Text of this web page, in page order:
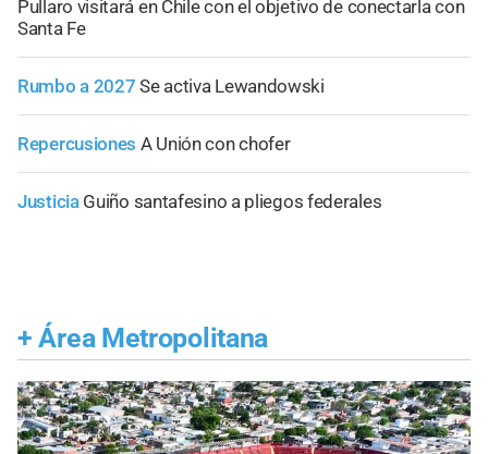
Pullaro visitará en Chile con el objetivo de conectarla con
Santa Fe
Rumbo a 2027 Se activa Lewandowski
Repercusiones A Unión con chofer
Justicia Guiño santafesino a pliegos federales
+ Área Metropolitana